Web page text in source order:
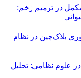
در ترمیم زخم:
بلاک‌چین در نظام
علوم نظامی: تحلیل